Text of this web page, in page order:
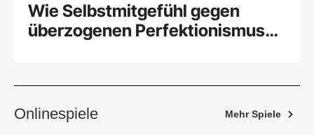
Wie Selbstmitgefühl gegen
überzogenen Perfektionismus
Onlinespiele Mehr Spiele